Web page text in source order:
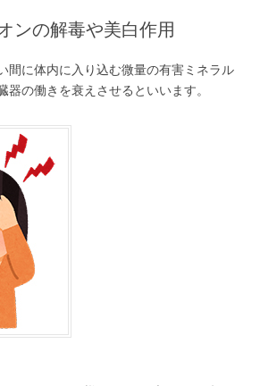
ンの解毒や美白作用
間に体内に入り込む微量の有害ミネラル
器の働きを衰えさせるといいます。